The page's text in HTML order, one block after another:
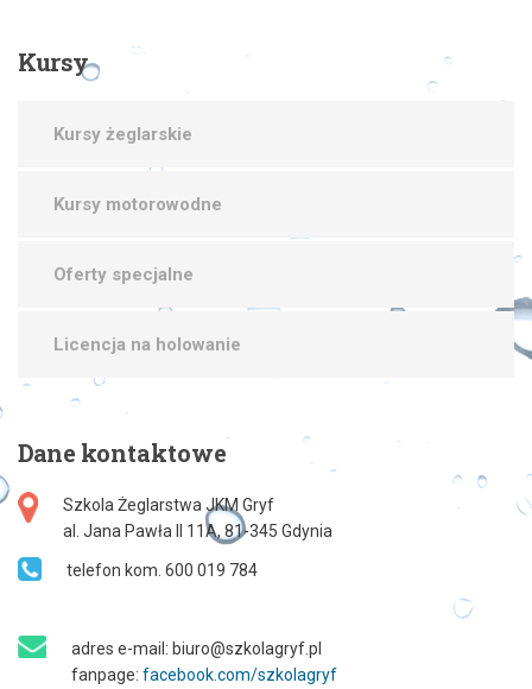
Kursy
Kursy żeglarskie
Kursy motorowodne
Oferty specjalne
Licencja na holowanie
Danekontaktowe
Szkola Żeglarstwa JKM Gryf
al. Jana Pawła II 11A, 81-345 Gdynia
telefon kom. 600 019 784
adres e-mail: biuro@szkolagryf.pl
fanpage: facebook.com/szkolagryf